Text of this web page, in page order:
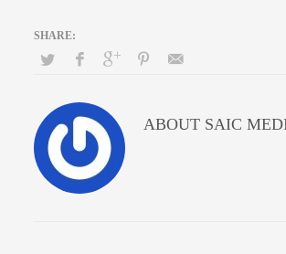
ABOUT SAIC